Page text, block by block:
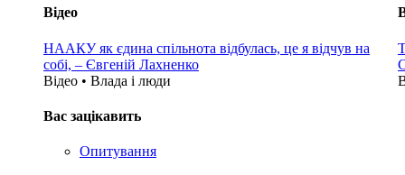
Відео
НААКУ як єдина спільнота відбулась, це я відчув на
собі, – Євгеній Лахненко
Відео • Влада i люди
Вас зацікавить
Опитування